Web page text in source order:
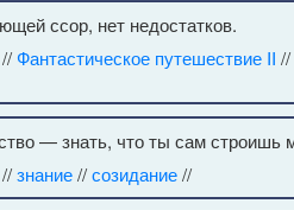
ссор, нет недостатков.
//Фантастическое путешествие II //
— знать, что ты сам строишь
//знание//созидание//